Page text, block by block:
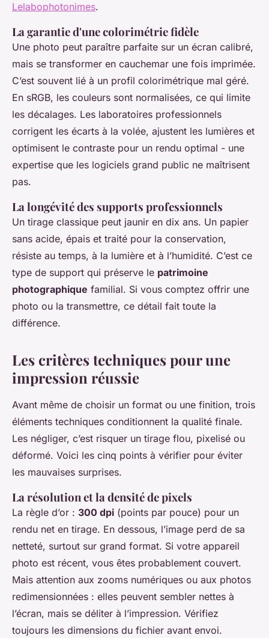
Lelabophotonimes.
La garantie d'une colorimétrie fidèle
Une photo peut paraître parfaite sur un écran calibré,
mais se transformer en cauchemar une fois imprimée.
C’est souvent lié à un profil colorimétrique mal géré.
En sRGB, les couleurs sont normalisées, ce qui limite
les décalages. Les laboratoires professionnels
corrigent les écarts à la volée, ajustent les lumières et
optimisent le contraste pour un rendu optimal - une
expertise que les logiciels grand public ne maîtrisent
pas.
La longévité des supports professionnels
Un tirage classique peut jaunir en dix ans. Un papier
sans acide, épais et traité pour la conservation,
résiste au temps, à la lumière et à l’humidité. C’est ce
type de support qui préserve le patrimoine
photographique familial. Si vous comptez offrir une
photo ou la transmettre, ce détail fait toute la
différence.
Les critères techniques pour une
impression réussie
Avant même de choisir un format ou une finition, trois
éléments techniques conditionnent la qualité finale.
Les négliger, c’est risquer un tirage flou, pixelisé ou
déformé. Voici les cinq points à vérifier pour éviter
les mauvaises surprises.
La résolution et la densité de pixels
La règle d’or : 300 dpi (points par pouce) pour un
rendu net en tirage. En dessous, l’image perd de sa
netteté, surtout sur grand format. Si votre appareil
photo est récent, vous êtes probablement couvert.
Mais attention aux zooms numériques ou aux photos
redimensionnées : elles peuvent sembler nettes à
l’écran, mais se déliter à l’impression. Vérifiez
toujours les dimensions du fichier avant envoi.